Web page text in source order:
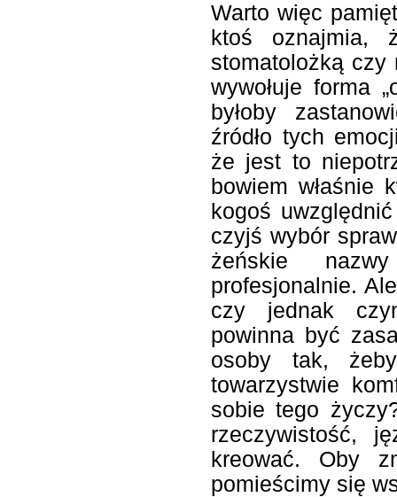
Warto więc
ktoś oznajmia,
stomatolożką czy
wywołuje forma
byłoby
źródło tych
że jest to
bowiem właśnie
kogoś
czyjś wybór
żeńskie
profesjonalnie.
czy jednak
powinna być
osoby tak,
towarzystwie
sobie tego
rzeczywistość,
kreować. Oby
pomieścimy się